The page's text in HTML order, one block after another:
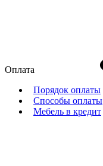
Оплата
Порядок оплаты
Способы оплаты
Мебель в кредит